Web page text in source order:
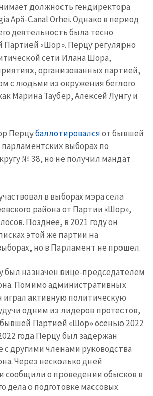
должность гендиректора
Apă-Canal Orhei. Однако в период
деятельность была тесно
Партией «Шор». Перцу регулярно
сети Илана Шора,
организованных партией,
с людьми из окружения беглого
Марина Таубер, Алексей Лунгу и
Перцубаллотировалсяот бывшей
выборах по
№ 38, но не получил мандат
в выборах мэра села
района от Партии «Шор»,
Позднее, в 2021 году он
этой же партии на
но в Парламент не прошел.
был назначен вице-председателем
Помимо административных
играл активную политическую
одним из лидеров протестов,
Партией «Шор» осенью 2022
года Перцу был задержан
с другими членами руководства
Через несколько дней
сообщили о проведении обысков в
дела о подготовке массовых